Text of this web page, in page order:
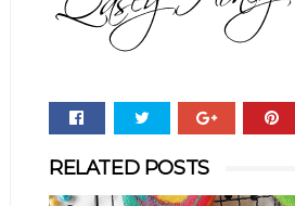
RELATED POSTS